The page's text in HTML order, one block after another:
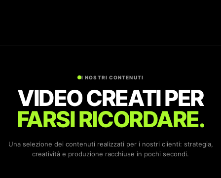
I NOSTRI CONTENUTI
VIDEO CREATI PER
FARSI RICORDARE.
Una selezione dei contenuti realizzati per i nostri clienti: strategia,
creatività e produzione racchiuse in pochi secondi.